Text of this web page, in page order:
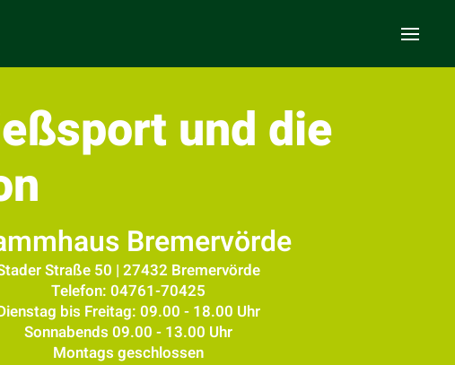
und die
Bremervörde
Straße 50 | 27432 Bremervörde
Telefon: 04761-70425
bis Freitag: 09.00 - 18.00 Uhr
Sonnabends 09.00 - 13.00 Uhr
Montags geschlossen